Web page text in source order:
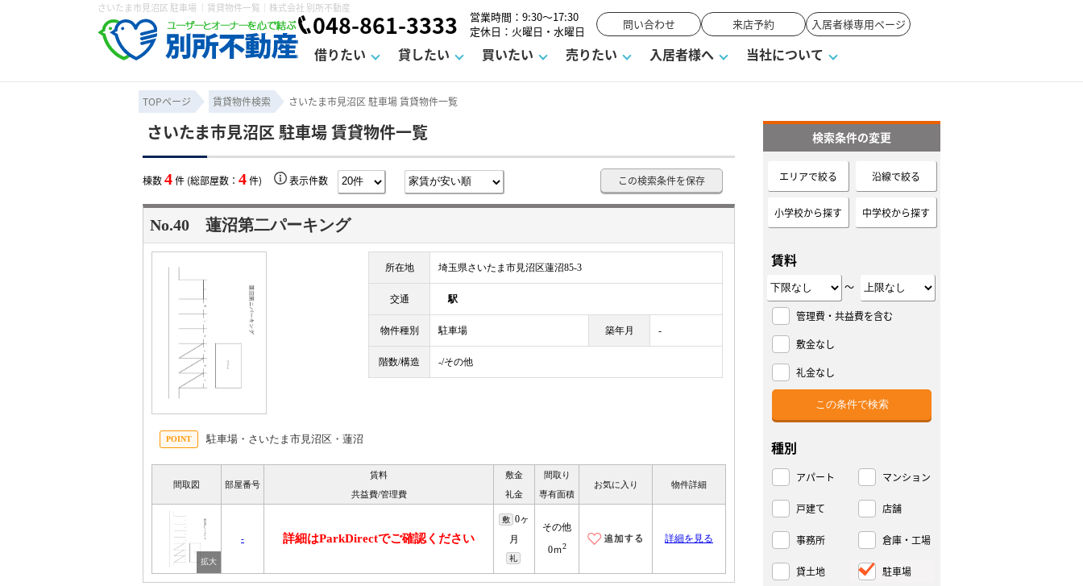
さいたま市見沼区 駐車場 ｜賃貸物件一覧｜株式会社 別所不動産
048-861-3333
営業時間：9:30～17:30
定休日：火曜日・水曜日
問い合わせ 来店予約 入居者様専用ページ
借りたい
条件から探す 学区から探す 町名から探す 駐車場を探す お気に入り一覧 物件閲覧履歴
保存した検索条件 賃貸契約までの流れ よくある質問 不動産用語・賃貸用語集
貸したい
賃貸管理について 賃貸経営塾 賃貸Q&A 空室対策 業界ニュース
オーナー座談会 賃貸法律相談室
買いたい
売買物件一覧 購入時の諸費用 購入までの流れ よくある質問 マンションVS戸建て 賃貸vs持ち家
売りたい
不動産売却について 住み替え 借地底地 相続 仲介手数料について
媒介契約の種類 諸費用 仲介と買取の違い 必要な書類 売却の流れ 高く売るポイント
よくある質問
入居者様へ
入居者様専用ページ 退去申請フォーム 駐車場解約フォーム
当社について
会社概要 スタッフ紹介 お知らせ お客様の声 街紹介 お問い合わせ 来店予約
個人情報の取り扱い カスタマーハラスメントに対する基本方針
TOPページ 賃貸物件検索 さいたま市見沼区 駐車場 賃貸物件一覧
さいたま市見沼区 駐車場 賃貸物件一覧
棟数4件 (総部屋数： 4件) 表示件数 この検索条件を保存
No.40 蓮沼第二パーキング
所在地 埼玉県さいたま市見沼区蓮沼85-3
交通 駅
物件種別 駐車場 築年月 -
階数/構造 -/その他
駐車場・さいたま市見沼区・蓮沼
間取図 部屋番号
賃料
共益費/管理費
敷金
礼金
間取り
専有面積
お気に入り 物件詳細
- 詳細はParkDirectでご確認ください
敷 0ヶ
月
礼
その他
0ｍ2
詳細を見る
検索条件の変更
エリアで絞る 沿線で絞る
小学校から探す 中学校から探す
賃料
～
管理費・共益費を含む
敷金なし
礼金なし
種別
アパート マンション
戸建て 店舗
事務所 倉庫・工場
貸土地 駐車場